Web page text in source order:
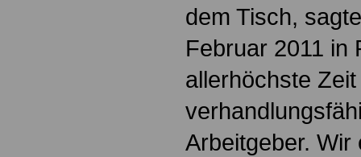
dem Tisch,
Februar 2011 in
allerhöchste
Arbeitgeber. Wir